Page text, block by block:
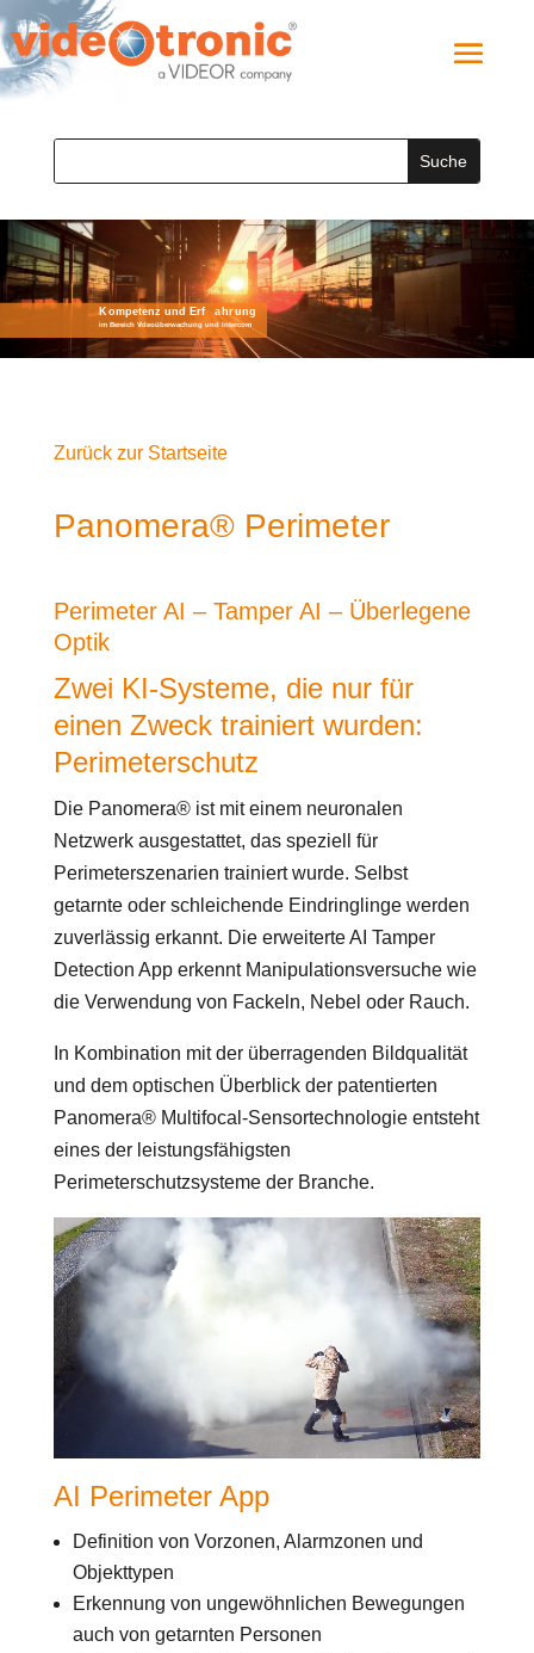
Zurück zur Startseite
Panomera® Perimeter
Perimeter AI – Tamper AI – Überlegene
Optik
Zwei KI-Systeme, die nur für
einen Zweck trainiert wurden:
Perimeterschutz
Die Panomera® ist mit einem neuronalen
Netzwerk ausgestattet, das speziell für
Perimeterszenarien trainiert wurde. Selbst
getarnte oder schleichende Eindringlinge werden
zuverlässig erkannt. Die erweiterte AI Tamper
Detection App erkennt Manipulationsversuche wie
die Verwendung von Fackeln, Nebel oder Rauch.
In Kombination mit der überragenden Bildqualität
und dem optischen Überblick der patentierten
Panomera® Multifocal-Sensortechnologie entsteht
eines der leistungsfähigsten
Perimeterschutzsysteme der Branche.
AI Perimeter App
Definition von Vorzonen, Alarmzonen und
Objekttypen
Erkennung von ungewöhnlichen Bewegungen
auch von getarnten Personen